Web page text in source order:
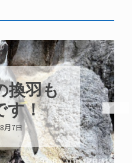
幼魚展
！
月6日